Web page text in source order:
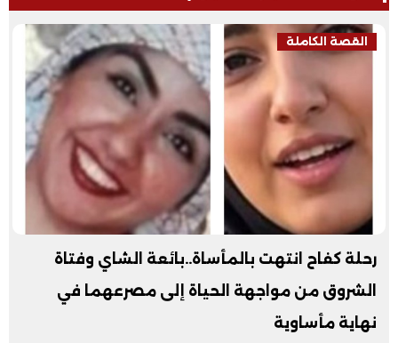
القصة الكاملة
رحلة كفاح انتهت بالمأساة..بائعة الشاي وفتاة
الشروق من مواجهة الحياة إلى مصرعهما في
نهاية مأساوية